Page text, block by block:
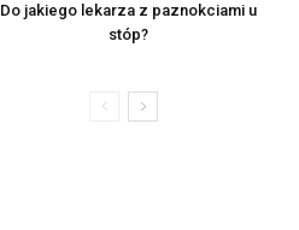
Do jakiego lekarza z paznokciami u
stóp?